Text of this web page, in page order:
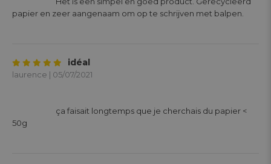
papier en zeer aangenaam om op te schrijven met balpen.
idéal
laurence | 05/07/2021
50g